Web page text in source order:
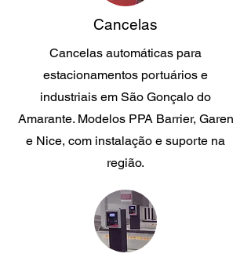
Cancelas
Cancelas automáticas para
estacionamentos portuários e
industriais em São Gonçalo do
Amarante. Modelos PPA Barrier, Garen
e Nice, com instalação e suporte na
região.